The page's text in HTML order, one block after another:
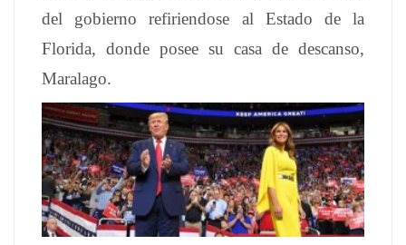
del gobierno refiriendose al Estado de la
Florida, donde posee su casa de descanso,
Maralago.